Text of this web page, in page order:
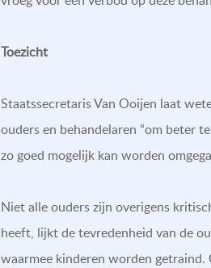
Toezicht
Staatssecretaris Van Ooijen laat
ouders en behandelaren “om beter
zo goed mogelijk kan worden
Niet alle ouders zijn overigens
heeft, lijkt de tevredenheid van de
waarmee kinderen worden